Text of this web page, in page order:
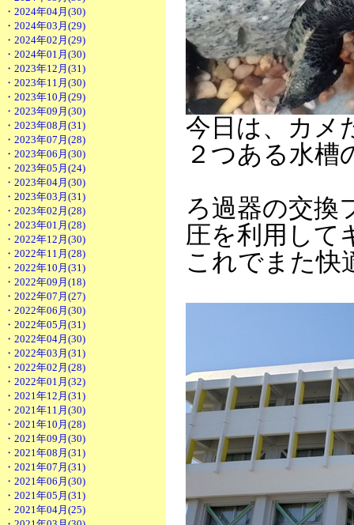
・2024年04月(30)
・2024年03月(29)
・2024年02月(29)
・2024年01月(30)
・2023年12月(31)
・2023年11月(30)
・2023年10月(29)
・2023年09月(30)
・2023年08月(31)
・2023年07月(28)
・2023年06月(30)
・2023年05月(24)
・2023年04月(30)
・2023年03月(31)
・2023年02月(28)
・2023年01月(28)
・2022年12月(30)
・2022年11月(28)
・2022年10月(31)
・2022年09月(18)
・2022年07月(27)
・2022年06月(30)
・2022年05月(31)
・2022年04月(30)
・2022年03月(31)
・2022年02月(28)
・2022年01月(32)
・2021年12月(31)
・2021年11月(30)
・2021年10月(28)
・2021年09月(30)
・2021年08月(31)
・2021年07月(31)
・2021年06月(30)
・2021年05月(31)
・2021年04月(25)
今日は、カメ
２つある水槽
ろ過器の交換
圧を利用して
これでまた快